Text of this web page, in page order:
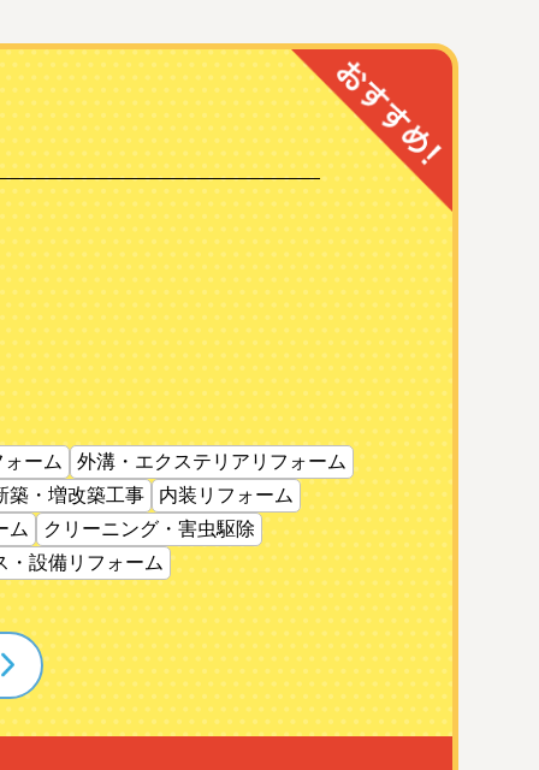
ーム
外溝・エクステリアリフォーム
築・増改築工事
内装リフォーム
ム
クリーニング・害虫駆除
・設備リフォーム